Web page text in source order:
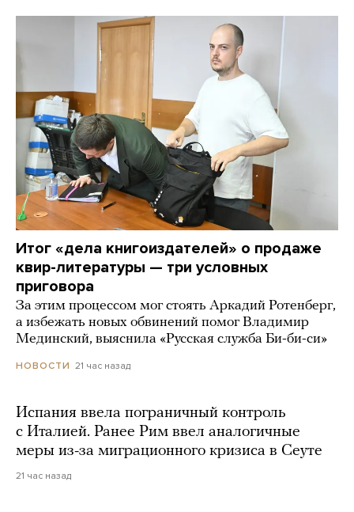
Итог «дела книгоиздателей» о продаже
квир-литературы — три условных
приговора
За этим процессом мог стоять Аркадий Ротенберг,
а избежать новых обвинений помог Владимир
Мединский, выяснила «Русская служба Би-би-си»
НОВОСТИ 21 час назад
Испания ввела пограничный контроль
с Италией. Ранее Рим ввел аналогичные
меры из-за миграционного кризиса в Сеуте
21 час назад